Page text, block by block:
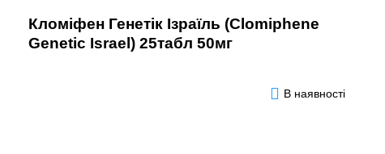
Кломіфен Генетік Ізраїль (Clomiphene
Genetic Israel) 25табл 50мг
В наявності